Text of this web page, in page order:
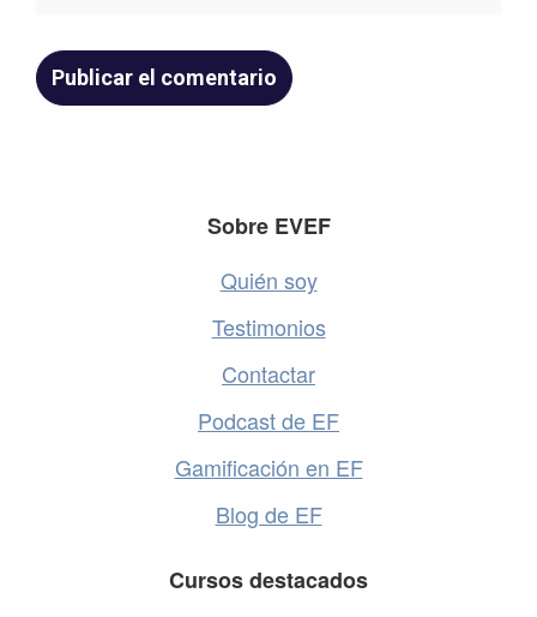
Sobre EVEF
Quién soy
Testimonios
Contactar
Podcast de EF
Gamificación en EF
Blog de EF
Cursos destacados